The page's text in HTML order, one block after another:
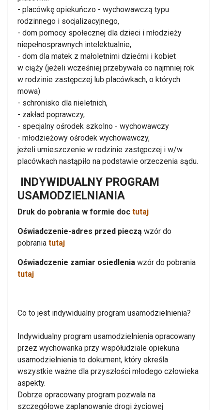
- placówkę opiekuńczo - wychowawczą typu
rodzinnego i socjalizacyjnego,
- dom pomocy społecznej dla dzieci i młodzieży
niepełnosprawnych intelektualnie,
- dom dla matek z małoletnimi dziećmi i kobiet
w ciąży (jeżeli wcześniej przebywała co najmniej rok
w rodzinie zastępczej lub placówkach, o których
mowa)
- schronisko dla nieletnich,
- zakład poprawczy,
- specjalny ośrodek szkolno - wychowawczy
- młodzieżowy ośrodek wychowawczy,
jeżeli umieszczenie w rodzinie zastępczej i w/w
placówkach nastąpiło na podstawie orzeczenia sądu.
INDYWIDUALNY PROGRAM
USAMODZIELNIANIA
Druk do pobrania w formie doc tutaj
Oświadczenie-adres przed pieczą wzór do
pobrania tutaj
Oświadczenie zamiar osiedlenia wzór do pobrania
tutaj
Co to jest indywidualny program usamodzielnienia?
Indywidualny program usamodzielnienia opracowany
przez wychowanka przy współudziale opiekuna
usamodzielnienia to dokument, który określa
wszystkie ważne dla przyszłości młodego człowieka
aspekty.
Dobrze opracowany program pozwala na
szczegółowe zaplanowanie drogi życiowej